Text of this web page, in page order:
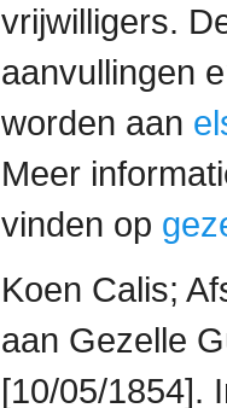
vrijwilligers.
aanvullingen
worden aan
Meer
vinden op
Koen Calis;
aan Gezelle
[10/05/1854].